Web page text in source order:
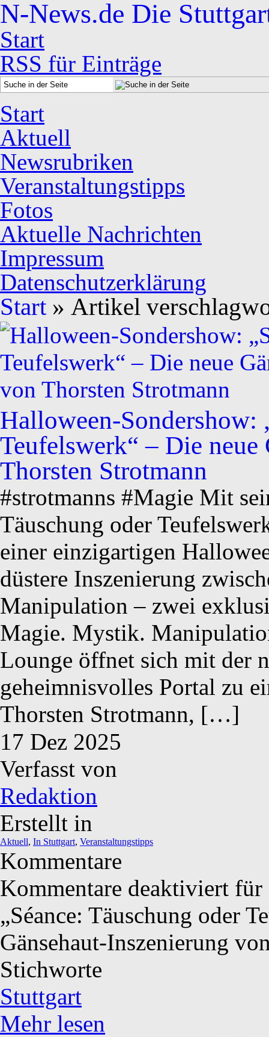
N-News.de Die
Start
RSS für Einträge
Start
Aktuell
Newsrubriken
Veranstaltungstipps
Fotos
Aktuelle Nachrichten
Impressum
Datenschutzerklärung
Start» Artikel
Halloween-Sondershow:
Teufelswerk“ – Die
Thorsten Strotmann
#strotmanns #Magie Mit
Täuschung oder
einer einzigartigen
düstere Inszenierung
Manipulation – zwei
Magie. Mystik.
Lounge öffnet sich mit der
geheimnisvolles Portal zu
Thorsten Strotmann, […]
17 Dez 2025
Verfasst von
Redaktion
Erstellt in
Aktuell, In Stuttgart, Veranstaltungstipps
Kommentare
Kommentare deaktiviert für
„Séance: Täuschung oder
Gänsehaut-Inszenierung
Stichworte
Stuttgart
Mehr lesen